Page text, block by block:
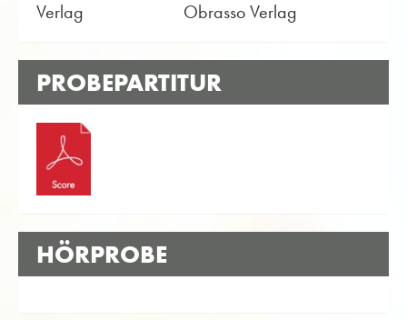
Verlag
Obrasso Verlag
PROBEPARTITUR
HÖRPROBE